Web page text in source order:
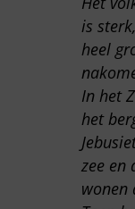
is
heel
In het
het
zee en
wonen